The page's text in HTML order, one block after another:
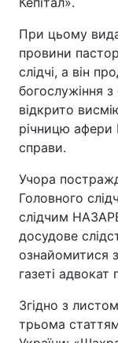
При цьому
провини
слідчі, а він
богослужіння
відкрито
річницю афери
справи.
Учора
Головного
слідчим
досудове
ознайомитися
газеті
Згідно з
трьома